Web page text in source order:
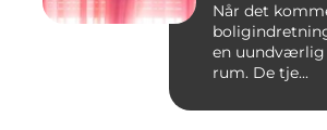
Når det
en uundværlig
rum. De tje...